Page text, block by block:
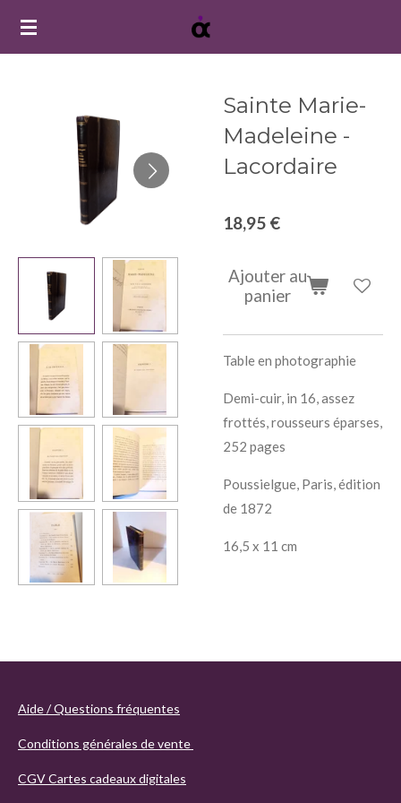
Passer
Sainte Marie-
Madeleine -
Lacordaire
18,95 €
Ajouter au
panier
Table en photographie
Demi-cuir, in 16, assez
frottés, rousseurs éparses,
252 pages
Poussielgue, Paris, édition
de 1872
16,5 x 11 cm
Aide / Questions fréquentes
Conditions générales de vente
CGV Cartes cadeaux digitales